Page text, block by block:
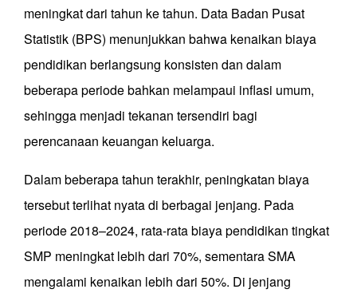
meningkat dari tahun ke tahun. Data Badan Pusat
Statistik (BPS) menunjukkan bahwa kenaikan biaya
pendidikan berlangsung konsisten dan dalam
beberapa periode bahkan melampaui inflasi umum,
sehingga menjadi tekanan tersendiri bagi
perencanaan keuangan keluarga.
Dalam beberapa tahun terakhir, peningkatan biaya
tersebut terlihat nyata di berbagai jenjang. Pada
periode 2018–2024, rata-rata biaya pendidikan tingkat
SMP meningkat lebih dari 70%, sementara SMA
mengalami kenaikan lebih dari 50%. Di jenjang